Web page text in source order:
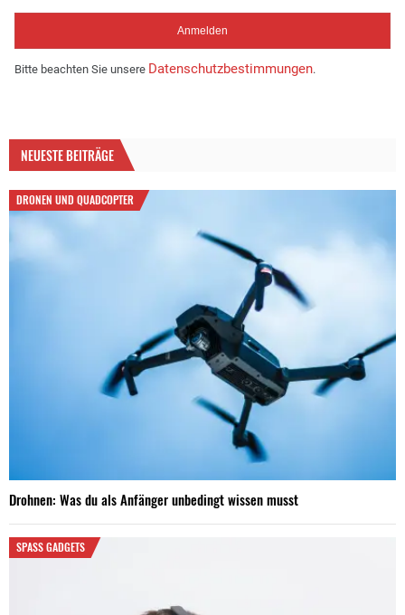
Bitte beachten Sie unsere Datenschutzbestimmungen.
NEUESTE BEITRÄGE
DRONEN UND QUADCOPTER
Drohnen: Was du als Anfänger unbedingt wissen musst
SPASS GADGETS